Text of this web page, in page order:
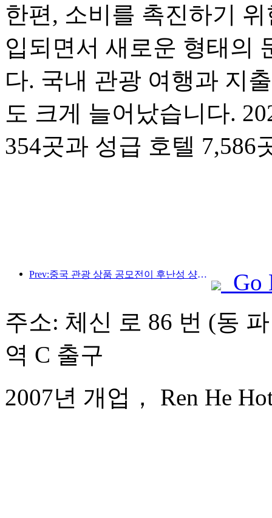
한편, 소비를 촉진하기
입되면서 새로운 형태의
다. 국내 관광 여행과 지
도 크게 늘어났습니다.
354곳과 성급 호텔 7,586
Prev:중국 관광 상품 공모전이 후난성 샹탄에서 성공적으로 개최되었습니다.
Go
주소: 체신 로 86 번 (동
역 C 출구
2007년 개업， Ren He